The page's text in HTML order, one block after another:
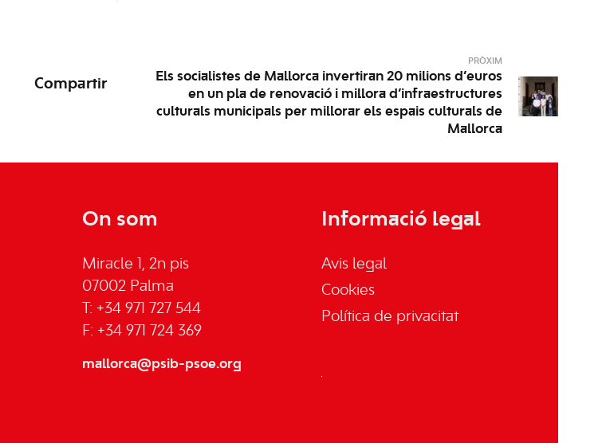
Compartir
PRÒXIM
Els socialistes de Mallorca invertiran 20 milions d’euros
en un pla de renovació i millora d’infraestructures
culturals municipals per millorar els espais culturals de
Mallorca
On som
Miracle 1, 2n pis
07002 Palma
T: +34 971 727 544
F: +34 971 724 369
mallorca@psib-psoe.org
Informació legal
Avis legal
Cookies
Política de privacitat